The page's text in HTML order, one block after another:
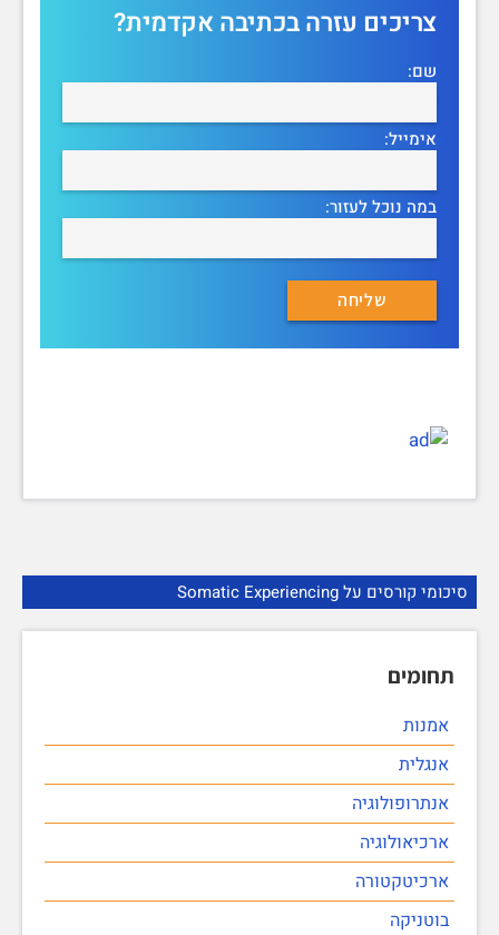
סיכומי קורסים על Somatic Experiencing
תחומים
אמנות
אנגלית
אנתרופולוגיה
ארכיאולוגיה
ארכיטקטורה
בוטניקה
צריכים עזרה בכתיבה אקדמית?
שם:
אימייל:
במה נוכל לעזור: